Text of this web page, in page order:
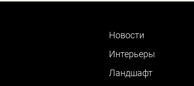
Новости
Интерьеры
Ландшафт